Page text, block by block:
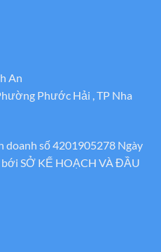
An
Phước Hải , TP Nha
doanh số 4201905278 Ngày
SỞ KẾ HOẠCH VÀ ĐẦU